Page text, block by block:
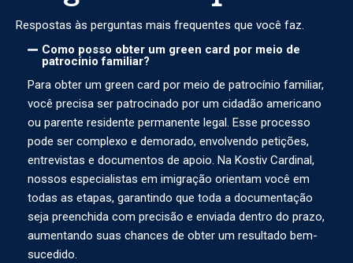
Respostas às perguntas mais frequentes que você faz.
Como posso obter um green card por meio de
patrocínio familiar?
Para obter um green card por meio de patrocínio familiar,
você precisa ser patrocinado por um cidadão americano
ou parente residente permanente legal. Esse processo
pode ser complexo e demorado, envolvendo petições,
entrevistas e documentos de apoio. Na Kostiv Cardinal,
nossos especialistas em imigração orientam você em
todas as etapas, garantindo que toda a documentação
seja preenchida com precisão e enviada dentro do prazo,
aumentando suas chances de obter um resultado bem-
sucedido.